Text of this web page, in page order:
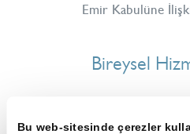
Bu web-sitesinde çerezler
Emir Kabulüne
Bireysel
Hisse